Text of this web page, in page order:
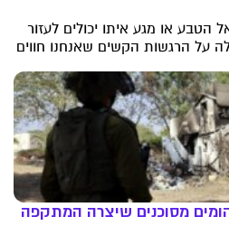
הטבע או מגע איתו יכולים לעזור
על הרגשות הקשים שאנחנו חווים
מסוכנים שיצרה המתקפה